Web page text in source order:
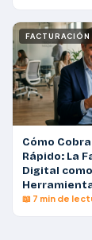
Cómo
Rápido: La
Digital como
Flow
📖 7 min de